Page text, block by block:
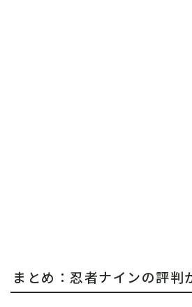
まとめ：忍者ナインの評判